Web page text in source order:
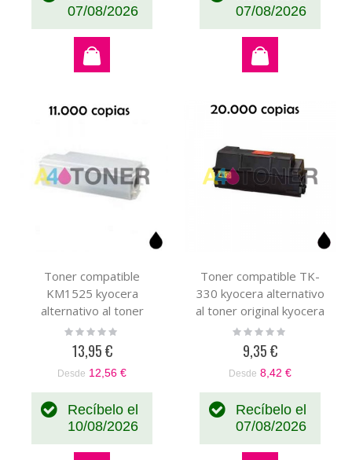
07/08/2026
07/08/2026
Toner compatible
KM1525 kyocera
alternativo al toner
original 37028010
Rating:
13,95 €
Desde 12,56 €
Recíbelo el
10/08/2026
Toner compatible TK-
330 kyocera alternativo
al toner original kyocera
1T02GA0EU0 TK330
Rating:
9,35 €
Desde 8,42 €
Recíbelo el
07/08/2026